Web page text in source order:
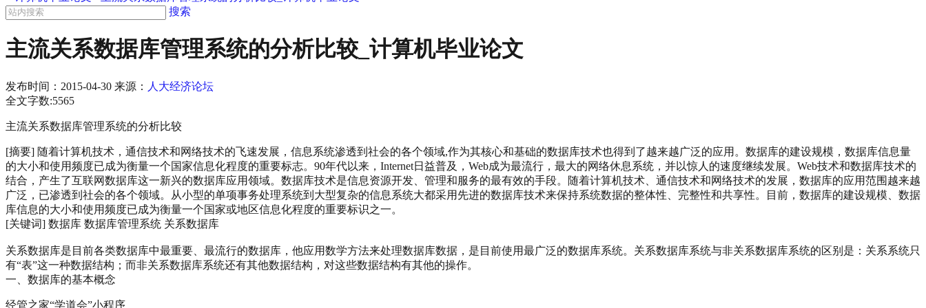
搜索
主流关系数据库管理系统的分析比较_计算机毕业论文
发布时间： 2015-04-30 来源： 人大经济论坛
全文字数:5565
主流关系数据库管理系统的分析比较
[摘要] 随着计算机技术，通信技术和网络技术的飞速发展，信息系统渗透到社会的各个领域,作为其核心和基础的数据库技术也得到了越来越广泛的应用。数据库的建设规模，数据库信息量
的大小和使用频度已成为衡量一个国家信息化程度的重要标志。90年代以来，Internet日益普及，Web成为最流行，最大的网络休息系统，并以惊人的速度继续发展。Web技术和数据库技术的
结合，产生了互联网数据库这一新兴的数据库应用领域。数据库技术是信息资源开发、管理和服务的最有效的手段。随着计算机技术、通信技术和网络技术的发展，数据库的应用范围越来越
广泛，已渗透到社会的各个领域。从小型的单项事务处理系统到大型复杂的信息系统大都采用先进的数据库技术来保持系统数据的整体性、完整性和共享性。目前，数据库的建设规模、数据
库信息的大小和使用频度已成为衡量一个国家或地区信息化程度的重要标识之一。
[关键词] 数据库 数据库管理系统 关系数据库
关系数据库是目前各类数据库中最重要、最流行的数据库，他应用数学方法来处理数据库数据，是目前使用最广泛的数据库系统。关系数据库系统与非关系数据库系统的区别是：关系系统只
有“表”这一种数据结构；而非关系数据库系统还有其他数据结构，对这些数据结构有其他的操作。
一、数据库的基本概念
经管之家“学道会”小程序